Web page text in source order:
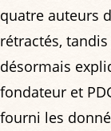
quatre auteurs
rétractés,
désormais
fondateur et
fourni les